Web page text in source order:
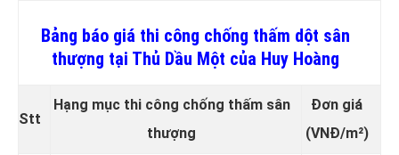
Bảng báo giá thi công chống thấm dột sân
thượng tại Thủ Dầu Một của Huy Hoàng
Stt
Hạng mục thi công chống thấm sân
thượng
Đơn giá
(VNĐ/m²)